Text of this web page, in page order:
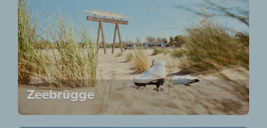
Zeebrügge